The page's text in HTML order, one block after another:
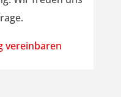
vereinbaren